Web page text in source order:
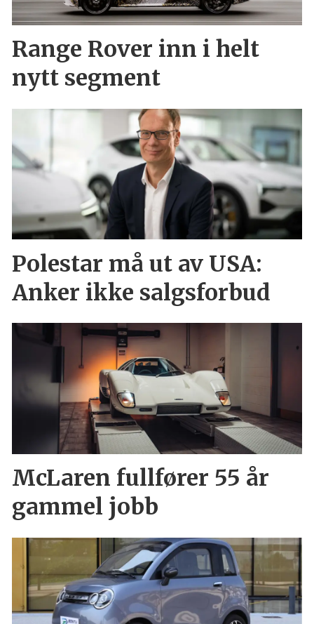
Range Rover inn i helt
nytt segment
Polestar må ut av USA:
Anker ikke salgsforbud
McLaren fullfører 55 år
gammel jobb